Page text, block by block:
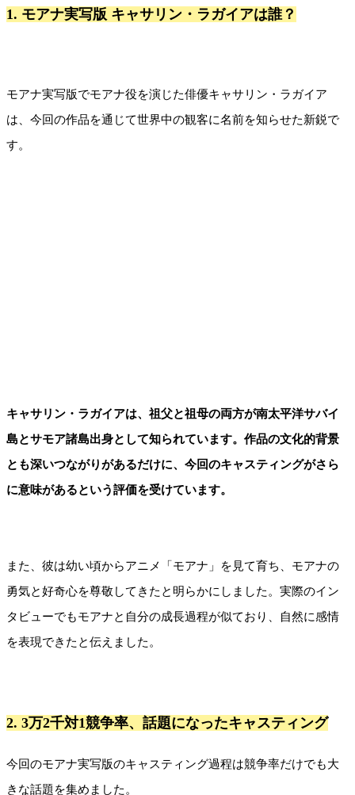
1. モアナ実写版 キャサリン・ラガイアは誰？
モアナ実写版でモアナ役を演じた俳優キャサリン・ラガイア
は、今回の作品を通じて世界中の観客に名前を知らせた新鋭で
す。
キャサリン・ラガイアは、祖父と祖母の両方が南太平洋サバイ
島とサモア諸島出身として知られています。作品の文化的背景
とも深いつながりがあるだけに、今回のキャスティングがさら
に意味があるという評価を受けています。
また、彼は幼い頃からアニメ「モアナ」を見て育ち、モアナの
勇気と好奇心を尊敬してきたと明らかにしました。実際のイン
タビューでもモアナと自分の成長過程が似ており、自然に感情
を表現できたと伝えました。
2. 3万2千対1競争率、話題になったキャスティング
今回のモアナ実写版のキャスティング過程は競争率だけでも大
きな話題を集めました。